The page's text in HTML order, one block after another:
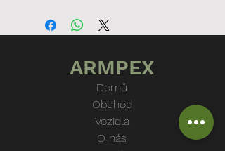
ARMPEX
Domů
Obchod
Vozidla
O nás